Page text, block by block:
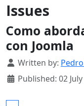
Issues
Como
con Joomla
Details
Written by:
Published: 02